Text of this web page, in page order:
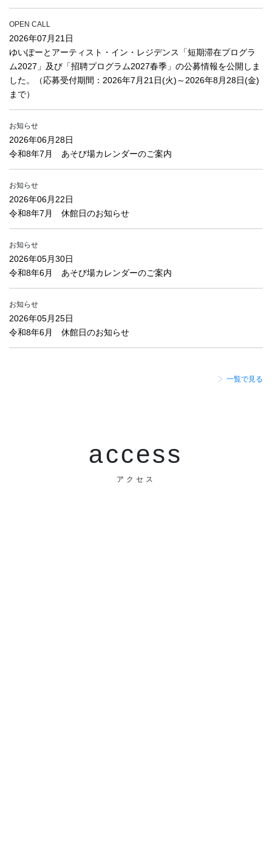
OPEN CALL
2026年07月21日
ゆいぽーとアーティスト・イン・レジデンス「短期滞在プログラ
ム2027」及び「招聘プログラム2027春季」の公募情報を公開しま
した。（応募受付期間：2026年7月21日(火)～2026年8月28日(金)
まで）
お知らせ
2026年06月28日
令和8年7月 あそび場カレンダーのご案内
お知らせ
2026年06月22日
令和8年7月 休館日のお知らせ
お知らせ
2026年05月30日
令和8年6月 あそび場カレンダーのご案内
お知らせ
2026年05月25日
令和8年6月 休館日のお知らせ
一覧で見る
access
アクセス